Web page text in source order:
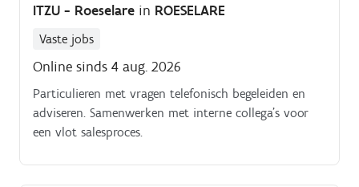
ITZU - Roeselare in ROESELARE
Vaste jobs
Online sinds 4 aug. 2026
Particulieren met vragen telefonisch begeleiden en
adviseren. Samenwerken met interne collega's voor
een vlot salesproces.